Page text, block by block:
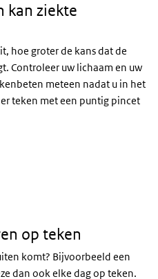
kan ziekte
hoe groter de kans dat de
Controleer uw lichaam en uw
meteen nadat u in het
teken met een puntig pincet
op teken
komt? Bijvoorbeeld een
dan ook elke dag op teken.